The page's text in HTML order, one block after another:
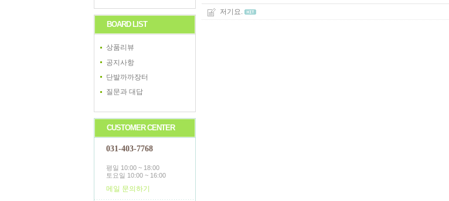
BOARD LIST
상품리뷰
공지사항
단발까까장터
질문과 대답
CUSTOMER CENTER
031-403-7768
평일 10:00 ~ 18:00
토요일 10:00 ~ 16:00
메일 문의하기
저기요.